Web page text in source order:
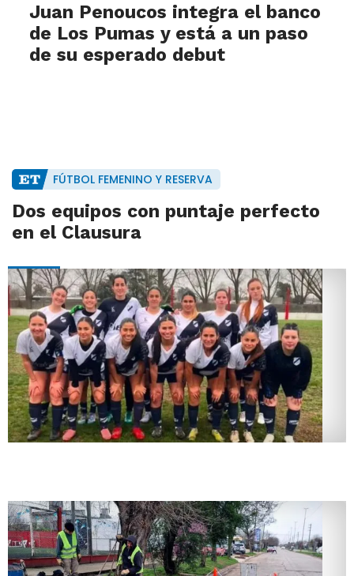
Juan Penoucos integra el banco
de Los Pumas y está a un paso
de su esperado debut
FÚTBOL FEMENINO Y RESERVA
Dos equipos con puntaje perfecto
en el Clausura